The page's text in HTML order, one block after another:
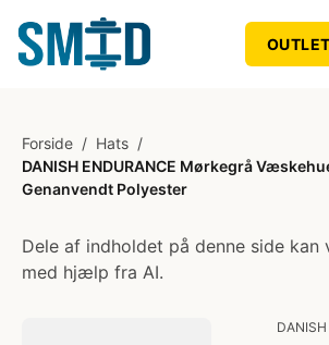
OUTLET
Forside / Hats /
DANISH ENDURANCE Mørkegrå
Genanvendt Polyester
Dele af indholdet på denne side
med hjælp fra AI.